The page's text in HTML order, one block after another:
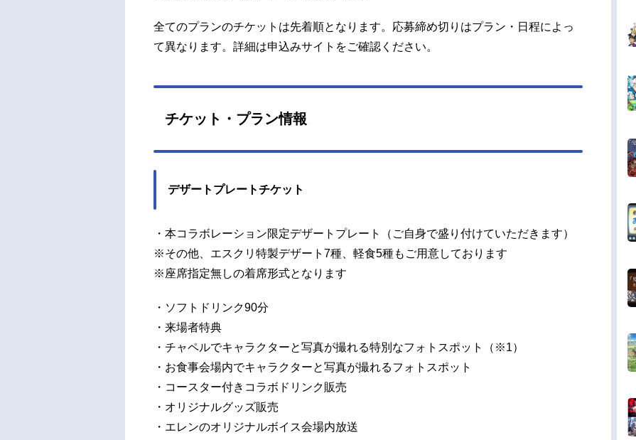
全てのプランのチケットは先着順となります。応募締め切りはプラン・日程によっ
て異なります。詳細は申込みサイトをご確認ください。
チケット・プラン情報
デザートプレートチケット
・本コラボレーション限定デザートプレート（ご自身で盛り付けていただきます）
※その他、エスクリ特製デザート7種、軽食5種もご用意しております
※座席指定無しの着席形式となります
・ソフトドリンク90分
・来場者特典
・チャペルでキャラクターと写真が撮れる特別なフォトスポット（※1）
・お食事会場内でキャラクターと写真が撮れるフォトスポット
・コースター付きコラボドリンク販売
・オリジナルグッズ販売
・エレンのオリジナルボイス会場内放送